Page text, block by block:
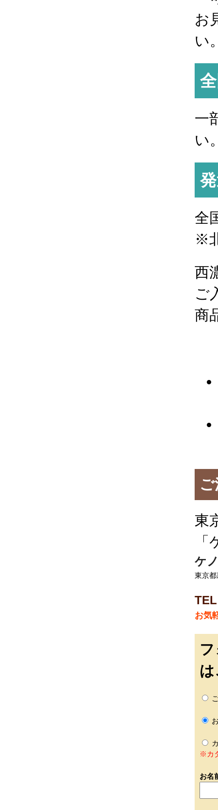
お
い
一
い
全
※
西
ご
商
東
ケ
東京
お気
※カ
お名